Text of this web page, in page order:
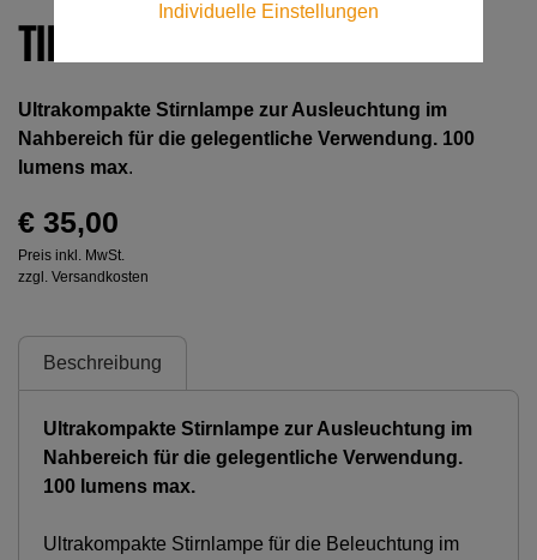
TIKKA PRO
Ultrakompakte Stirnlampe zur Ausleuchtung im
Nahbereich für die gelegentliche Verwendung. 100
lumens max.
€ 35,00
Preis inkl. MwSt.
zzgl. Versandkosten
Beschreibung
Ultrakompakte Stirnlampe zur Ausleuchtung im
Nahbereich für die gelegentliche Verwendung.
100 lumens max.
Ultrakompakte Stirnlampe für die Beleuchtung im
Individuelle Einstellungen